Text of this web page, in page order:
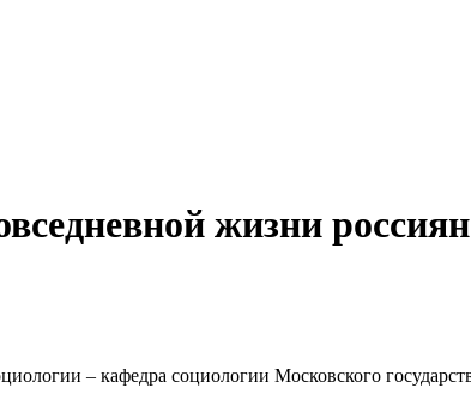
жизни россиян
– кафедра социологии Московского